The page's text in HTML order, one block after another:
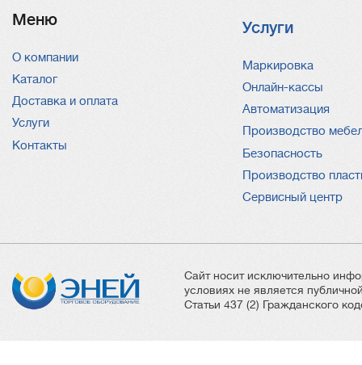
Меню
О компании
Каталог
Доставка и оплата
Услуги
Контакты
Услуги
Услуги
Маркировка
Онлайн-кассы
Автоматизация
Производство
Безопасность
Производство
Сервисный центр
Сайт носит исключительно
условиях не является
Статьи 437 (2) Гражданского